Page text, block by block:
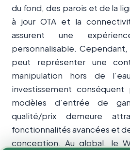
du fond, des parois et de la
à jour OTA et la
assurent une
personnalisable.
peut représenter une
manipulation hors de
investissement
modèles d’entrée de
qualité/prix demeure
fonctionnalités avancées et
conception. Au global, le